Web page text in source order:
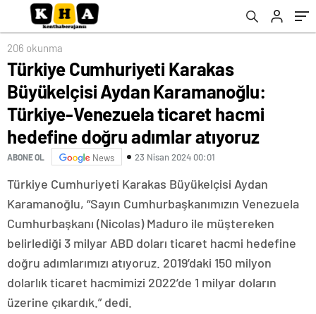
ticaret hacmi hedefine doğru adımlar
atıyoruz
206 okunma
Türkiye Cumhuriyeti Karakas
Büyükelçisi Aydan Karamanoğlu:
Türkiye-Venezuela ticaret hacmi
hedefine doğru adımlar atıyoruz
ABONE OL News 23 Nisan 2024 00:01
Türkiye Cumhuriyeti Karakas Büyükelçisi Aydan
Karamanoğlu, “Sayın Cumhurbaşkanımızın Venezuela
Cumhurbaşkanı (Nicolas) Maduro ile müştereken
belirlediği 3 milyar ABD doları ticaret hacmi hedefine
doğru adımlarımızı atıyoruz. 2019’daki 150 milyon
dolarlık ticaret hacmimizi 2022’de 1 milyar doların
üzerine çıkardık.” dedi.